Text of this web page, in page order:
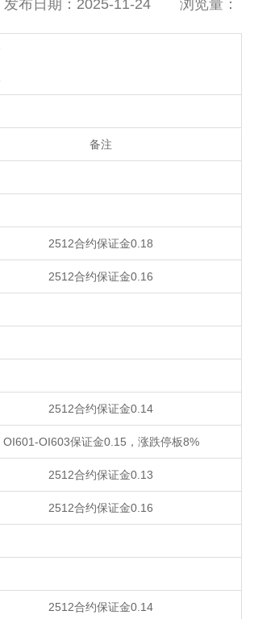
发布日期：2025-11-24 浏览量：
备注
2512合约保证金0.18
2512合约保证金0.16
2512合约保证金0.14
OI601-OI603保证金0.15，涨跌停板8%
2512合约保证金0.13
2512合约保证金0.16
2512合约保证金0.14